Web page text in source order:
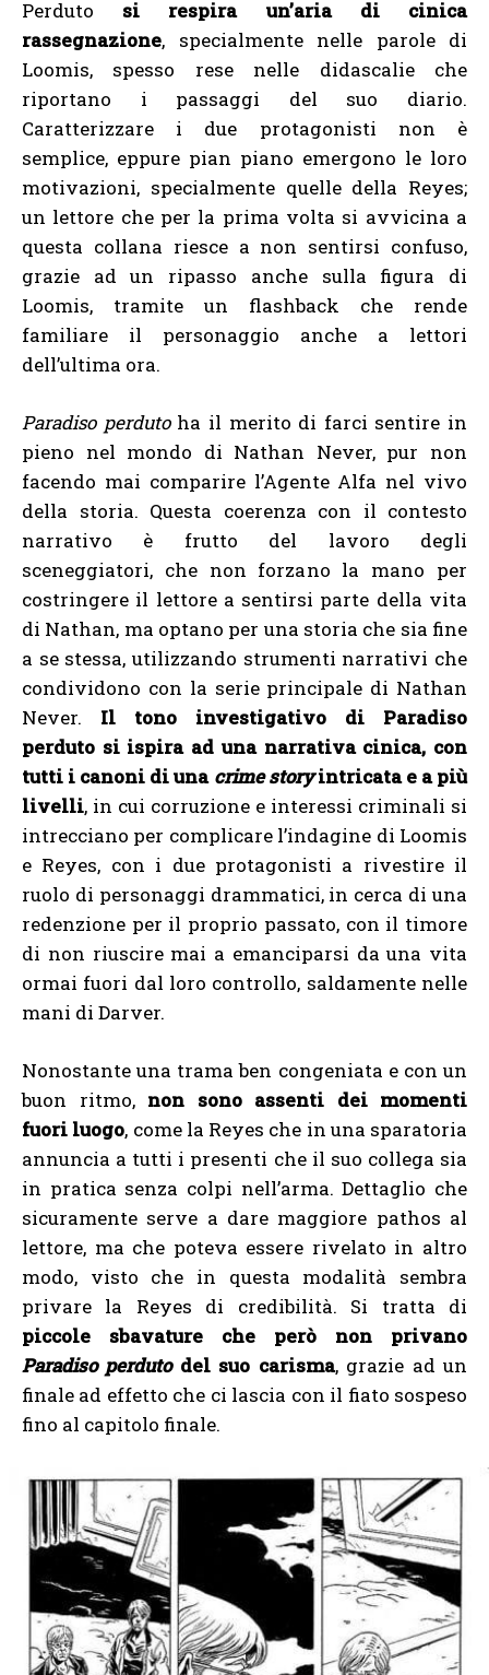
Perduto si respira un’aria di cinica
rassegnazione, specialmente nelle parole di
Loomis, spesso rese nelle didascalie che
riportano i passaggi del suo diario.
Caratterizzare i due protagonisti non è
semplice, eppure pian piano emergono le loro
motivazioni, specialmente quelle della Reyes;
un lettore che per la prima volta si avvicina a
questa collana riesce a non sentirsi confuso,
grazie ad un ripasso anche sulla figura di
Loomis, tramite un flashback che rende
familiare il personaggio anche a lettori
dell’ultima ora.
Paradiso perdutoha il merito di farci sentire in
pieno nel mondo di Nathan Never, pur non
facendo mai comparire l’Agente Alfa nel vivo
della storia. Questa coerenza con il contesto
narrativo è frutto del lavoro degli
sceneggiatori, che non forzano la mano per
costringere il lettore a sentirsi parte della vita
di Nathan, ma optano per una storia che sia fine
a se stessa, utilizzando strumenti narrativi che
condividono con la serie principale di Nathan
Never. Il tono investigativo di Paradiso
perduto si ispira ad una narrativa cinica, con
tutti i canoni di una crime storyintricata e a più
livelli, in cui corruzione e interessi criminali si
intrecciano per complicare l’indagine di Loomis
e Reyes, con i due protagonisti a rivestire il
ruolo di personaggi drammatici, in cerca di una
redenzione per il proprio passato, con il timore
di non riuscire mai a emanciparsi da una vita
ormai fuori dal loro controllo, saldamente nelle
mani di Darver.
Nonostante una trama ben congeniata e con un
buon ritmo, non sono assenti dei momenti
fuori luogo, come la Reyes che in una sparatoria
annuncia a tutti i presenti che il suo collega sia
in pratica senza colpi nell’arma. Dettaglio che
sicuramente serve a dare maggiore pathos al
lettore, ma che poteva essere rivelato in altro
modo, visto che in questa modalità sembra
privare la Reyes di credibilità. Si tratta di
piccole sbavature che però non privano
Paradiso perdutodel suo carisma, grazie ad un
finale ad effetto che ci lascia con il fiato sospeso
fino al capitolo finale.